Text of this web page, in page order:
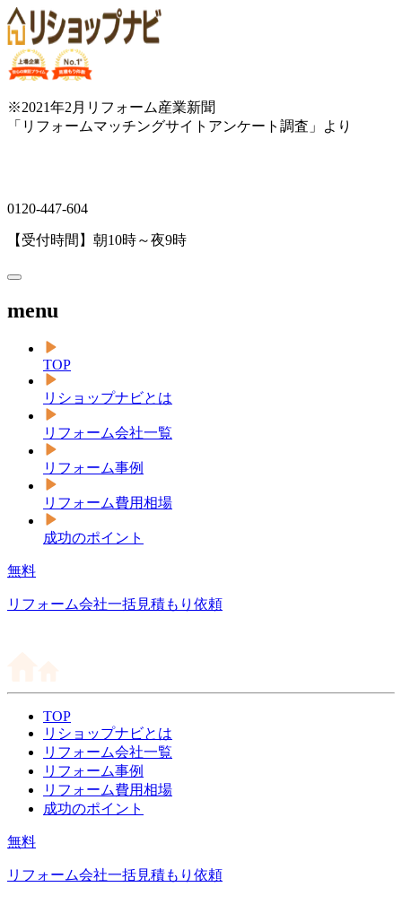
※2021年2月リフォーム産業新聞
「リフォームマッチングサイトアンケート調査」より
0120-447-604
【受付時間】朝10時～夜9時
menu
TOP
リショップナビとは
リフォーム会社一覧
リフォーム事例
リフォーム費用相場
成功のポイント
無料
リフォーム会社一括見積もり依頼
TOP
リショップナビとは
リフォーム会社一覧
リフォーム事例
リフォーム費用相場
成功のポイント
無料
リフォーム会社一括見積もり依頼